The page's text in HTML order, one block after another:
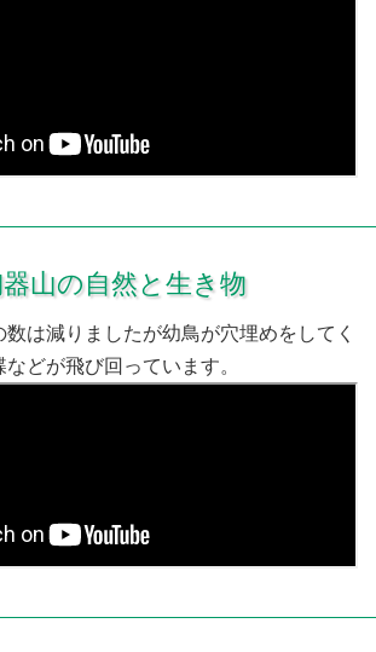
山の自然と生き物
は減りましたが幼鳥が穴埋めをしてく
どが飛び回っています。